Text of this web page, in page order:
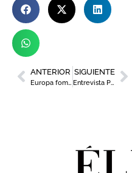
ANTERIOR
Europa fomenta la vida saludable entre los jóvenes murcianos
SIGUIENTE
Entrevista Paloma Jáudenes: fundadora de Pequeña Moma